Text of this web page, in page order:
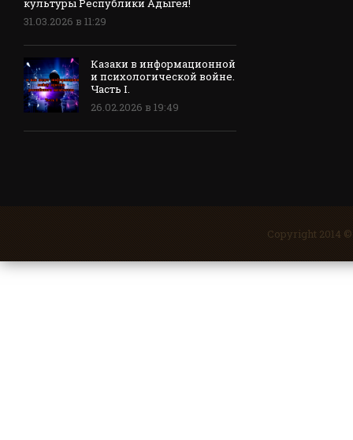
культуры Республики Адыгея!
31.03.2026 в 11:29
Казаки в информационной
и психологической войне.
Часть I.
26.02.2026 в 19:49
Copyright 2014